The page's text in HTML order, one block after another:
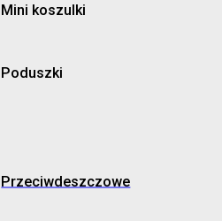
Mini koszulki
Poduszki
Przeciwdeszczowe